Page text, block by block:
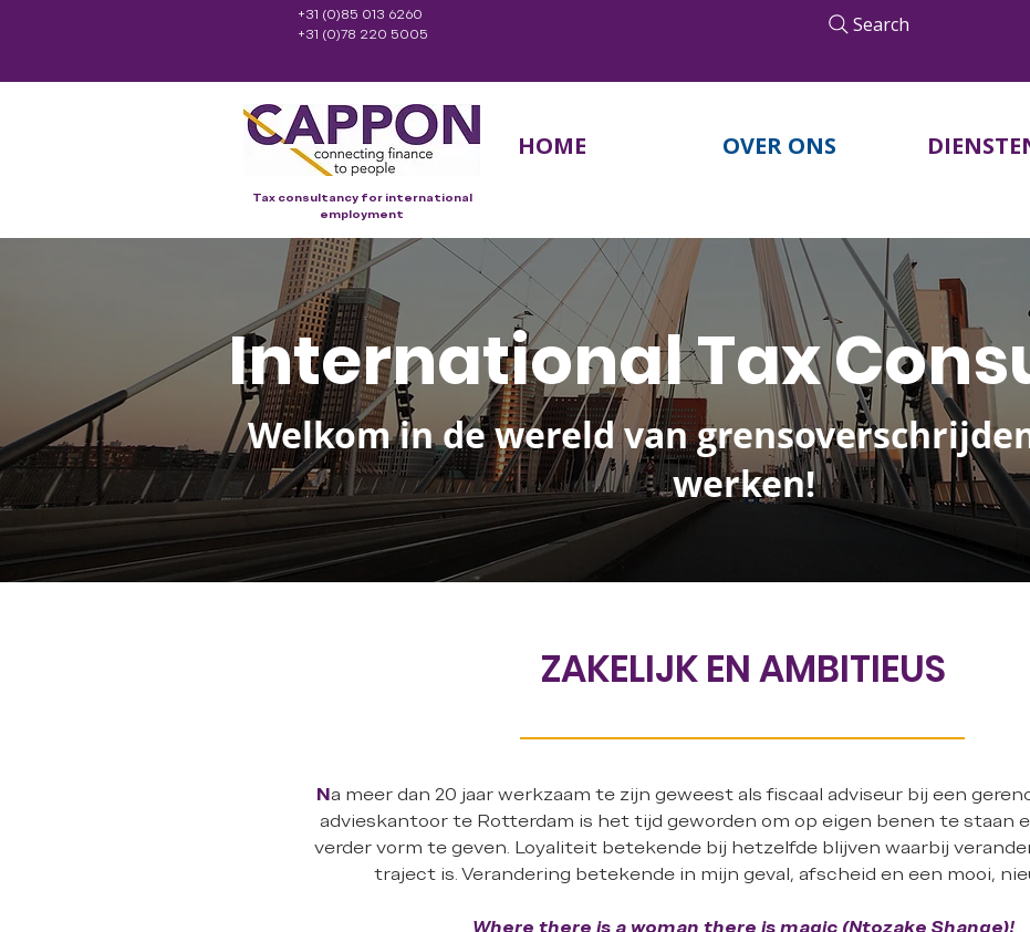
+31 (0)85 013 6260
+31 (0)78 220 5005
Search
HOME OVER ONS
Tax consultancy for international
employment
International Tax
Welkom in de wereld van
werken!
ZAKELIJK EN AMBITIEUS
Na meer dan 20 jaar werkzaam te zijn geweest als fiscaal adviseur bij een
advieskantoor te Rotterdam is het tijd geworden om op eigen benen te staan
verder vorm te geven. Loyaliteit betekende bij hetzelfde blijven waarbij
traject is. Verandering betekende in mijn geval, afscheid en een mooi,
Where there is a woman there is magic (Ntozake Shange)!